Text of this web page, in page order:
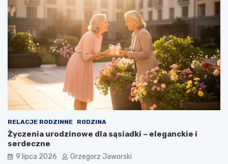
RELACJE RODZINNE RODZINA
Życzenia urodzinowe dla sąsiadki – eleganckie i
serdeczne
9 lipca 2026 Grzegorz Jaworski